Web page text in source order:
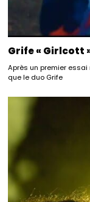
Grife « Girlcott
Après un premier essai
que le duo Grife